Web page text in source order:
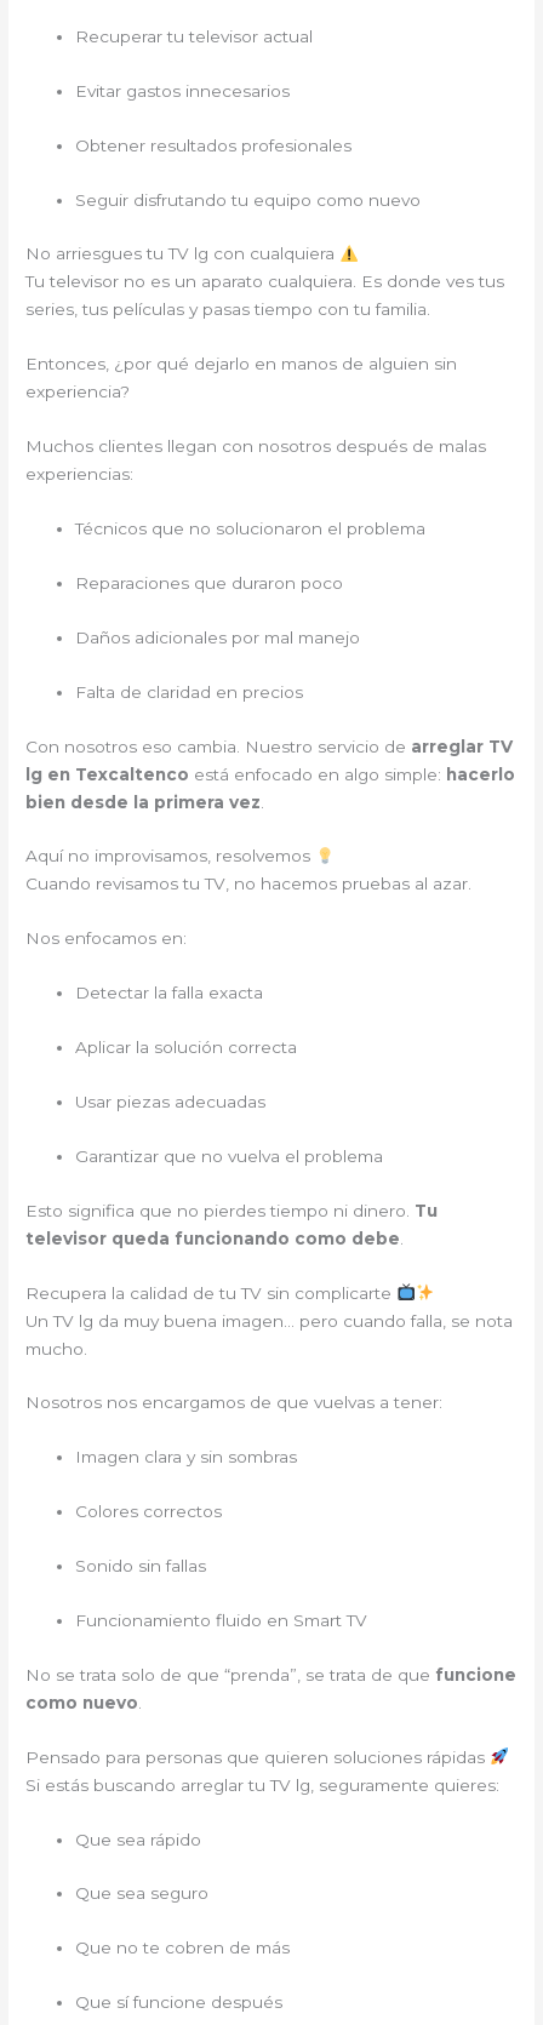
Recuperar tu televisor actual
Evitar gastos innecesarios
Obtener resultados profesionales
Seguir disfrutando tu equipo como nuevo
No arriesgues tu TV lg con cualquiera
Tu televisor no es un aparato cualquiera. Es donde ves tus
series, tus películas y pasas tiempo con tu familia.
Entonces, ¿por qué dejarlo en manos de alguien sin
experiencia?
Muchos clientes llegan con nosotros después de malas
experiencias:
Técnicos que no solucionaron el problema
Reparaciones que duraron poco
Daños adicionales por mal manejo
Falta de claridad en precios
Con nosotros eso cambia. Nuestro servicio de arreglar TV
lg en Texcaltenco está enfocado en algo simple: hacerlo
bien desde la primera vez
Aquí no improvisamos, resolvemos
Cuando revisamos tu TV, no hacemos pruebas al azar.
Nos enfocamos en:
Detectar la falla exacta
Aplicar la solución correcta
Usar piezas adecuadas
Garantizar que no vuelva el problema
Esto significa que no pierdes tiempo ni dinero. Tu
televisor queda funcionando como debe
Recupera la calidad de tu TV sin complicarte
Un TV lg da muy buena imagen… pero cuando falla, se nota
mucho.
Nosotros nos encargamos de que vuelvas a tener:
Imagen clara y sin sombras
Colores correctos
Sonido sin fallas
Funcionamiento fluido en Smart TV
No se trata solo de que “prenda”, se trata de que funcione
como nuevo
Pensado para personas que quieren soluciones rápidas
Si estás buscando arreglar tu TV lg, seguramente quieres:
Que sea rápido
Que sea seguro
Que no te cobren de más
Que sí funcione después